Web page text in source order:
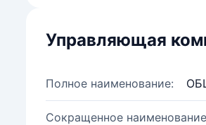
Управляющая
Полное наименование:
Сокращенное